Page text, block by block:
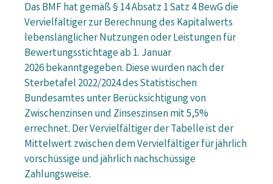
Das BMF hat gemäß § 14 Absatz 1 Satz 4 BewG die
Vervielfältiger zur Berechnung des Kapitalwerts
lebenslänglicher Nutzungen oder Leistungen für
Bewertungsstichtage ab 1. Januar
2026 bekanntgegeben. Diese wurden nach der
Sterbetafel 2022/2024 des Statistischen
Bundesamtes unter Berücksichtigung von
Zwischenzinsen und Zinseszinsen mit 5,5%
errechnet. Der Vervielfältiger der Tabelle ist der
Mittelwert zwischen dem Vervielfältiger für jährlich
vorschüssige und jährlich nachschüssige
Zahlungsweise.